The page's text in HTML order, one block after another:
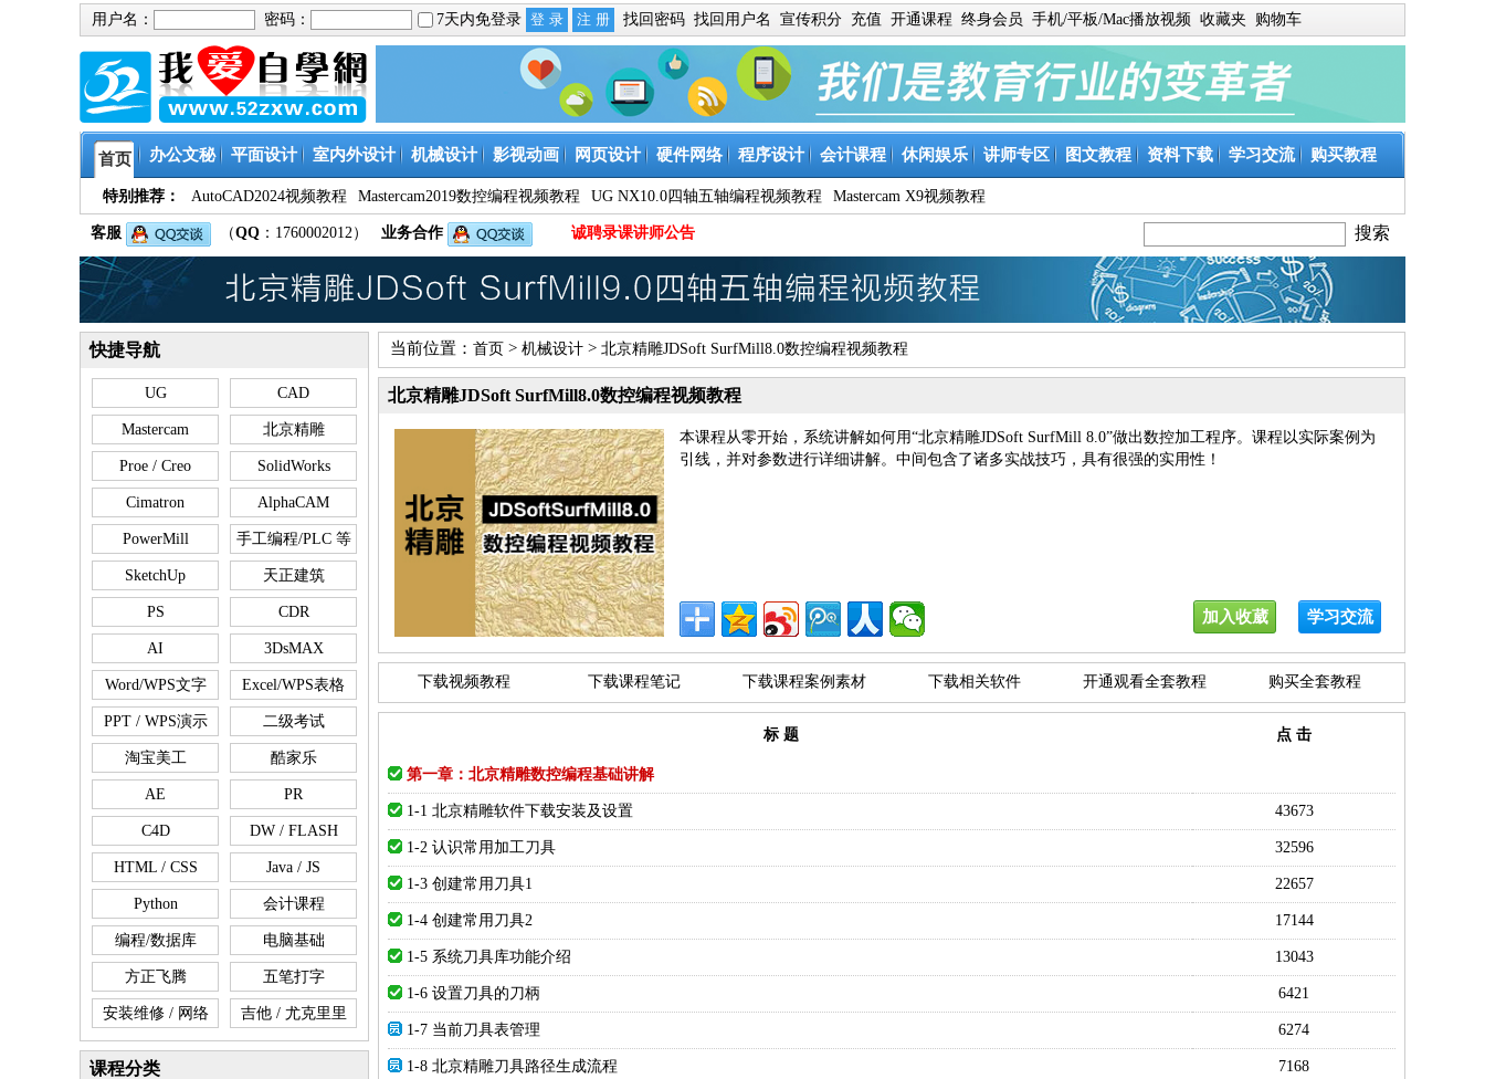
用户名： 密码： 7天内免登录 找回密码 找回用户名 宣传积分 充值 开通课程 终身会员 手机/平板/Mac播放视频 收藏夹 购物车
首页 办公文秘 平面设计 室内外设计 机械设计 影视动画 网页设计 硬件网络 程序设计 会计课程 休闲娱乐 讲师专区 图文教程 资料下载 学习交流 购买教程
特别推荐： AutoCAD2024视频教程 Mastercam2019数控编程视频教程 UG NX10.0四轴五轴编程视频教程 Mastercam X9视频教程
客服 （QQ ：1760002012） 业务合作 诚聘录课讲师公告
快捷导航
UG CAD
Mastercam 北京精雕
Proe / Creo SolidWorks
Cimatron AlphaCAM
PowerMill 手工编程/PLC 等
SketchUp 天正建筑
PS CDR
AI 3DsMAX
Word/WPS文字 Excel/WPS表格
PPT / WPS演示 二级考试
淘宝美工 酷家乐
AE PR
C4D DW / FLASH
HTML / CSS Java / JS
Python 会计课程
编程/数据库 电脑基础
方正飞腾 五笔打字
安装维修 / 网络 吉他 / 尤克里里
课程分类
当前位置： 首页 > 机械设计 > 北京精雕JDSoft SurfMill8.0数控编程视频教程
北京精雕JDSoft SurfMill8.0数控编程视频教程
本课程从零开始，系统讲解如何用“北京精雕JDSoft SurfMill 8.0”做出数控加工程序。课程以实际案例为
引线，并对参数进行详细讲解。中间包含了诸多实战技巧，具有很强的实用性！
学习交流
加入收葳
下载视频教程 下载课程笔记 下载课程案例素材 下载相关软件 开通观看全套教程 购买全套教程
标 题 点 击
第一章：北京精雕数控编程基础讲解
1-1 北京精雕软件下载安装及设置 43673
1-2 认识常用加工刀具 32596
1-3 创建常用刀具1 22657
1-4 创建常用刀具2 17144
1-5 系统刀具库功能介绍 13043
1-6 设置刀具的刀柄 6421
1-7 当前刀具表管理 6274
1-8 北京精雕刀具路径生成流程 7168